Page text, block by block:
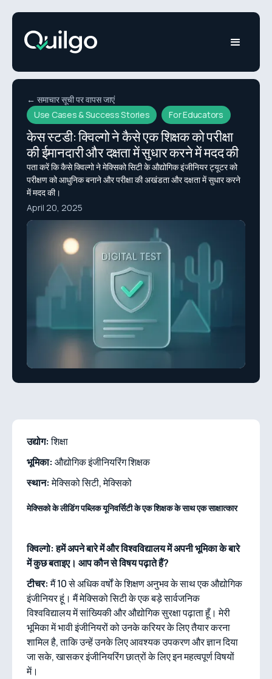
← समाचार सूची पर वापस जाएं
Use Cases & Success Stories
For Educators
केस स्टडी: क्विल्गो ने कैसे एक शिक्षक को परीक्षा
की ईमानदारी और दक्षता में सुधार करने में मदद की
पता करें कि कैसे क्विल्गो ने मेक्सिको सिटी के औद्योगिक इंजीनियर ट्यूटर को
परीक्षण को आधुनिक बनाने और परीक्षा की अखंडता और दक्षता में सुधार करने
में मदद की।
April 20, 2025
उद्योग:शिक्षा
भूमिका: औद्योगिक इंजीनियरिंग शिक्षक
स्थान:मेक्सिको सिटी, मेक्सिको
मेक्सिको के लीडिंग पब्लिक यूनिवर्सिटी के एक शिक्षक के साथ एक साक्षात्कार
क्विल्गो: हमें अपने बारे में और विश्वविद्यालय में अपनी भूमिका के बारे
में कुछ बताइए। आप कौन से विषय पढ़ाते हैं?
टीचर:मैं 10 से अधिक वर्षों के शिक्षण अनुभव के साथ एक औद्योगिक
इंजीनियर हूं। मैं मेक्सिको सिटी के एक बड़े सार्वजनिक
विश्वविद्यालय में सांख्यिकी और औद्योगिक सुरक्षा पढ़ाता हूँ। मेरी
भूमिका में भावी इंजीनियरों को उनके करियर के लिए तैयार करना
शामिल है, ताकि उन्हें उनके लिए आवश्यक उपकरण और ज्ञान दिया
जा सके, खासकर इंजीनियरिंग छात्रों के लिए इन महत्वपूर्ण विषयों
में।